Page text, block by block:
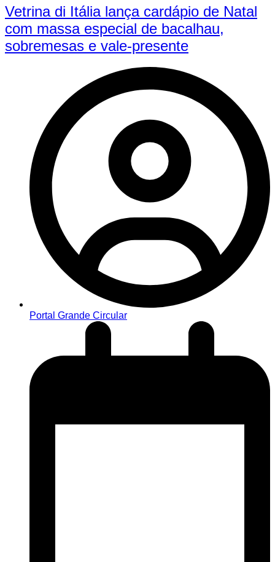
Vetrina di Itália lança cardápio de Natal
com massa especial de bacalhau,
sobremesas e vale-presente
Portal Grande Circular